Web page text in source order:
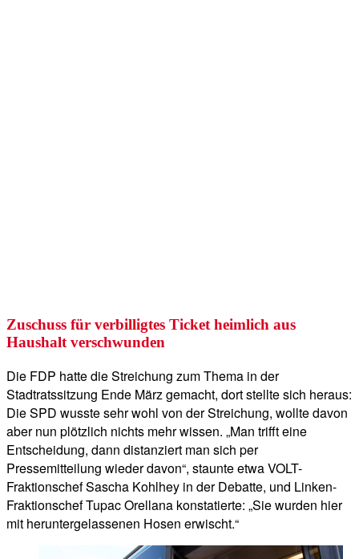
Zuschuss für verbilligtes Ticket heimlich aus
Haushalt verschwunden
Die FDP hatte die Streichung zum Thema in der
Stadtratssitzung Ende März gemacht, dort stellte sich heraus:
Die SPD wusste sehr wohl von der Streichung, wollte davon
aber nun plötzlich nichts mehr wissen. „Man trifft eine
Entscheidung, dann distanziert man sich per
Pressemitteilung wieder davon“, staunte etwa VOLT-
Fraktionschef Sascha Kohlhey in der Debatte, und Linken-
Fraktionschef Tupac Orellana konstatierte: „Sie wurden hier
mit heruntergelassenen Hosen erwischt.“